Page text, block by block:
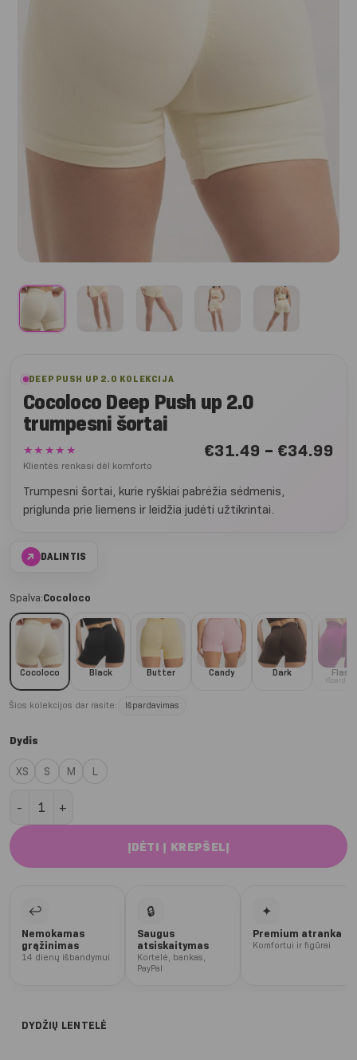
DEEP PUSH UP 2.0 KOLEKCIJA
Cocoloco Deep Push up 2.0
trumpesni šortai
★★★★★
Klientės renkasi dėl komforto
€31.49 – €34.99
Trumpesni šortai, kurie ryškiai pabrėžia sėdmenis,
priglunda prie liemens ir leidžia judėti užtikrintai.
↗ DALINTIS
Spalva:Cocoloco
Cocoloco Black Butter Candy Dark Flash
Šios kolekcijos dar rasite: Išpardavimas
Dydis
XS S M
L
ĮDĖTI Į KREPŠELĮ
↩
Nemokamas
grąžinimas
14 dienų išbandymui
🔒
Saugus
atsiskaitymas
Kortelė, bankas,
PayPal
✦
Premium atranka
Komfortui ir figūrai
DYDŽIŲ LENTELĖ